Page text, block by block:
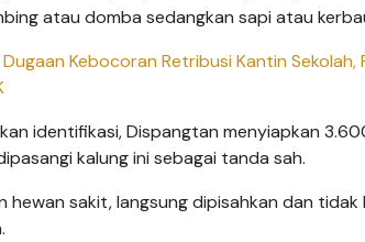
atau domba sedangkan sapi atau
Kebocoran Retribusi Kantin
identifikasi, Dispangtan menyiapkan
kalung ini sebagai tanda sah.
hewan sakit, langsung dipisahkan dan